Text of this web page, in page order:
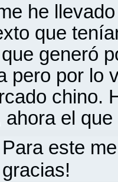
he
que
generó
pero por lo
chino.
ahora el
Para este
gracias!